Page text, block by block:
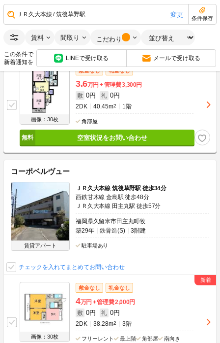
ＪＲ久大本線 筑後草野駅 変更
条件保存
賃料 間取り こだわり
この条件で
新着通知を
LINEで受け取る メールで受け取る
画像：30枚
2LDK
最上階 角部屋
空室状況をお問い合わせ
画像：30枚
敷金なし 礼金なし
3.6万円 管理費3,300円
敷 0円 礼 0円
2DK 40.45m2 1階
角部屋
空室状況をお問い合わせ
コーポベルヴュー
賃貸アパート
ＪＲ久大本線 筑後草野駅 徒歩34分
西鉄甘木線 金島駅 徒歩48分
ＪＲ久大本線 田主丸駅 徒歩57分
福岡県久留米市田主丸町牧
築29年
鉄骨造(S) 3階建
駐車場あり
チェックを入れてまとめてお問い合わせ
画像：30枚
敷金なし 礼金なし
4万円 管理費2,000円
敷 0円 礼 0円
2DK 38.28m2 3階
フリーレント 最上階 角部屋 南向き